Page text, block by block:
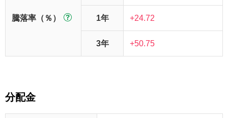
騰落率（％） 1年 +24.72
3年 +50.75
分配金